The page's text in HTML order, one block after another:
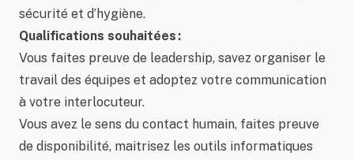
sécurité et d’hygiène.
Qualifications souhaitées :
Vous faites preuve de leadership, savez organiser le
travail des équipes et adoptez votre communication
à votre interlocuteur.
Vous avez le sens du contact humain, faites preuve
de disponibilité, maitrisez les outils informatiques